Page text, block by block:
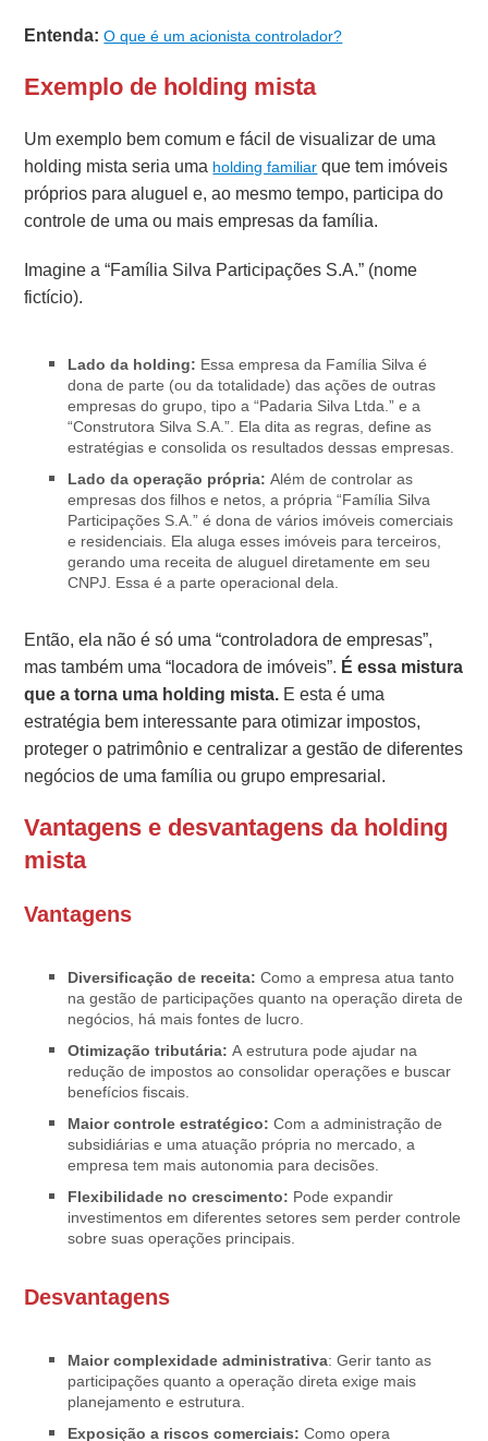
Entenda: O que é um acionista controlador?
Exemplo de holding mista
Um exemplo bem comum e fácil de visualizar de uma
holding mista seria uma holding familiar que tem imóveis
próprios para aluguel e, ao mesmo tempo, participa do
controle de uma ou mais empresas da família.
Imagine a “Família Silva Participações S.A.” (nome
fictício).
Lado da holding: Essa empresa da Família Silva é
dona de parte (ou da totalidade) das ações de outras
empresas do grupo, tipo a “Padaria Silva Ltda.” e a
“Construtora Silva S.A.”. Ela dita as regras, define as
estratégias e consolida os resultados dessas empresas.
Lado da operação própria: Além de controlar as
empresas dos filhos e netos, a própria “Família Silva
Participações S.A.” é dona de vários imóveis comerciais
e residenciais. Ela aluga esses imóveis para terceiros,
gerando uma receita de aluguel diretamente em seu
CNPJ. Essa é a parte operacional dela.
Então, ela não é só uma “controladora de empresas”,
mas também uma “locadora de imóveis”. É essa mistura
que a torna uma holding mista. E esta é uma
estratégia bem interessante para otimizar impostos,
proteger o patrimônio e centralizar a gestão de diferentes
negócios de uma família ou grupo empresarial.
Vantagens e desvantagens da holding
mista
Vantagens
Diversificação de receita: Como a empresa atua tanto
na gestão de participações quanto na operação direta de
negócios, há mais fontes de lucro.
Otimização tributária: A estrutura pode ajudar na
redução de impostos ao consolidar operações e buscar
benefícios fiscais.
Maior controle estratégico: Com a administração de
subsidiárias e uma atuação própria no mercado, a
empresa tem mais autonomia para decisões.
Flexibilidade no crescimento: Pode expandir
investimentos em diferentes setores sem perder controle
sobre suas operações principais.
Desvantagens
Maior complexidade administrativa: Gerir tanto as
participações quanto a operação direta exige mais
planejamento e estrutura.
Exposição a riscos comerciais:Como opera